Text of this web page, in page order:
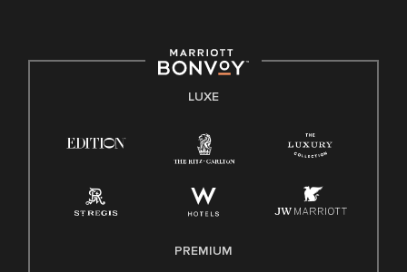
LUXE
PREMIUM